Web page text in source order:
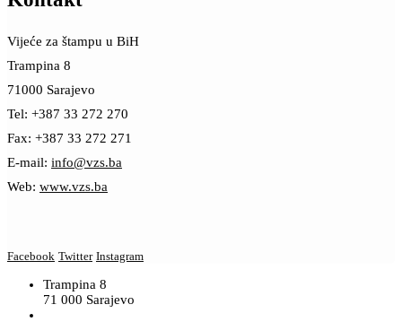
Vijeće za štampu u BiH
Trampina 8
71000 Sarajevo
Tel: +387 33 272 270
Fax: +387 33 272 271
E-mail: info@vzs.ba
Web: www.vzs.ba
Facebook Twitter Instagram
Trampina 8
71 000 Sarajevo